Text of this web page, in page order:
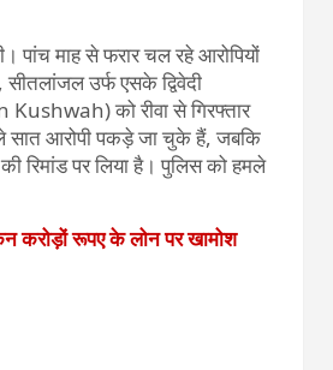
पांच माह से फरार चल रहे आरोपियों
उर्फ एसके द्विवेदी
को रीवा से गिरफ्तार
सात आरोपी पकड़े जा चुके हैं, जबकि
रिमांड पर लिया है। पुलिस को हमले
करोड़ों रूपए के लोन पर खामोश